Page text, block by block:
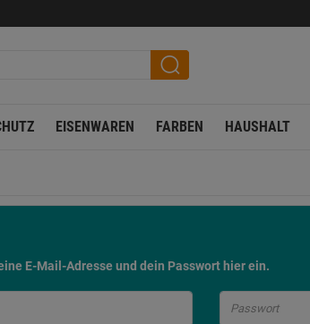
EISENWAREN FARBEN HAUSHALT
E-Mail-Adresse und dein Passwort hier ein.
Passwort